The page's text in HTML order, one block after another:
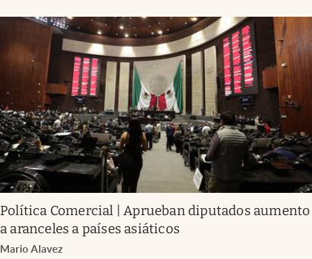
Política Comercial | Aprueban diputados aumento
a aranceles a países asiáticos
Mario Alavez